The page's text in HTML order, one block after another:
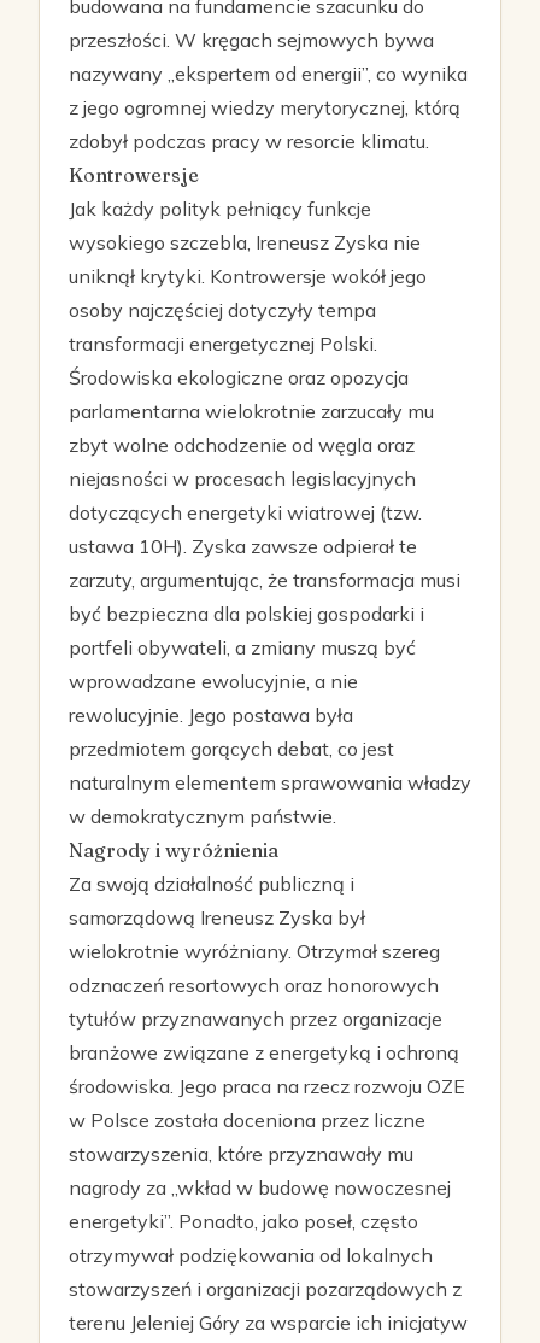
budowana na fundamencie szacunku do
przeszłości. W kręgach sejmowych bywa
nazywany „ekspertem od energii”, co wynika
z jego ogromnej wiedzy merytorycznej, którą
zdobył podczas pracy w resorcie klimatu.
Kontrowersje
Jak każdy polityk pełniący funkcje
wysokiego szczebla, Ireneusz Zyska nie
uniknął krytyki. Kontrowersje wokół jego
osoby najczęściej dotyczyły tempa
transformacji energetycznej Polski.
Środowiska ekologiczne oraz opozycja
parlamentarna wielokrotnie zarzucały mu
zbyt wolne odchodzenie od węgla oraz
niejasności w procesach legislacyjnych
dotyczących energetyki wiatrowej (tzw.
ustawa 10H). Zyska zawsze odpierał te
zarzuty, argumentując, że transformacja musi
być bezpieczna dla polskiej gospodarki i
portfeli obywateli, a zmiany muszą być
wprowadzane ewolucyjnie, a nie
rewolucyjnie. Jego postawa była
przedmiotem gorących debat, co jest
naturalnym elementem sprawowania władzy
w demokratycznym państwie.
Nagrody i wyróżnienia
Za swoją działalność publiczną i
samorządową Ireneusz Zyska był
wielokrotnie wyróżniany. Otrzymał szereg
odznaczeń resortowych oraz honorowych
tytułów przyznawanych przez organizacje
branżowe związane z energetyką i ochroną
środowiska. Jego praca na rzecz rozwoju OZE
w Polsce została doceniona przez liczne
stowarzyszenia, które przyznawały mu
nagrody za „wkład w budowę nowoczesnej
energetyki”. Ponadto, jako poseł, często
otrzymywał podziękowania od lokalnych
stowarzyszeń i organizacji pozarządowych z
terenu Jeleniej Góry za wsparcie ich inicjatyw